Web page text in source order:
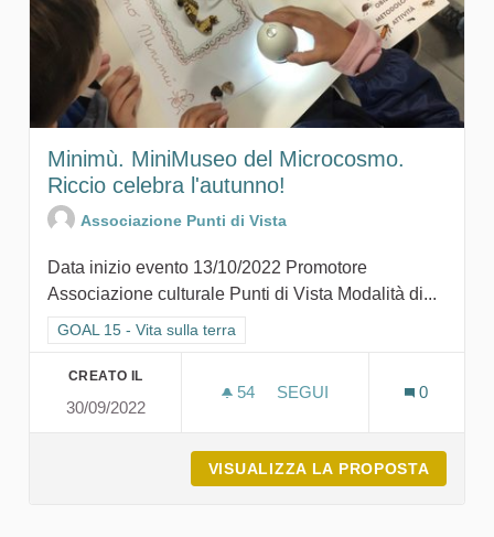
Minimù. MiniMuseo del Microcosmo.
Riccio celebra l'autunno!
Associazione Punti di Vista
Data inizio evento 13/10/2022 Promotore
Associazione culturale Punti di Vista Modalità di...
Filtra i risultati per categoria: GOAL 15 - Vita sulla terra
GOAL 15 - Vita sulla terra
CREATO IL
30/09/2022
54 54 SOSTENITORI
SEGUI
0
VISUALIZZA LA PROPOSTA